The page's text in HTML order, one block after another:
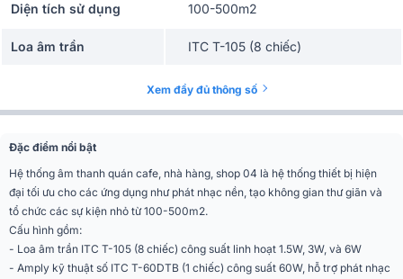
Diện tích sử dụng 100-500m2
Loa âm trần ITC T-105 (8 chiếc)
ITC T-60DTB (1 chiếc)
Xem đầy đủ thông số
Đặc điểm nổi bật
Hệ thống âm thanh quán cafe, nhà hàng, shop 04 là hệ thống thiết bị hiện
đại tối ưu cho các ứng dụng như phát nhạc nền, tạo không gian thư giãn và
tổ chức các sự kiện nhỏ từ 100-500m2.
Cấu hình gồm:
- Loa âm trần ITC T-105 (8 chiếc) công suất linh hoạt 1.5W, 3W, và 6W
- Amply kỹ thuật số ITC T-60DTB (1 chiếc) công suất 60W, hỗ trợ phát nhạc